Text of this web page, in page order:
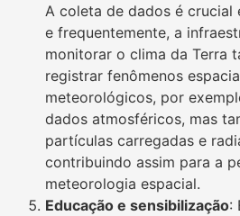
A coleta de dados é crucial
e frequentemente, a
monitorar o clima da Terra
registrar fenômenos
meteorológicos, por
dados atmosféricos, mas
partículas carregadas e
contribuindo assim para a
meteorologia espacial.
Educação e sensibilização: